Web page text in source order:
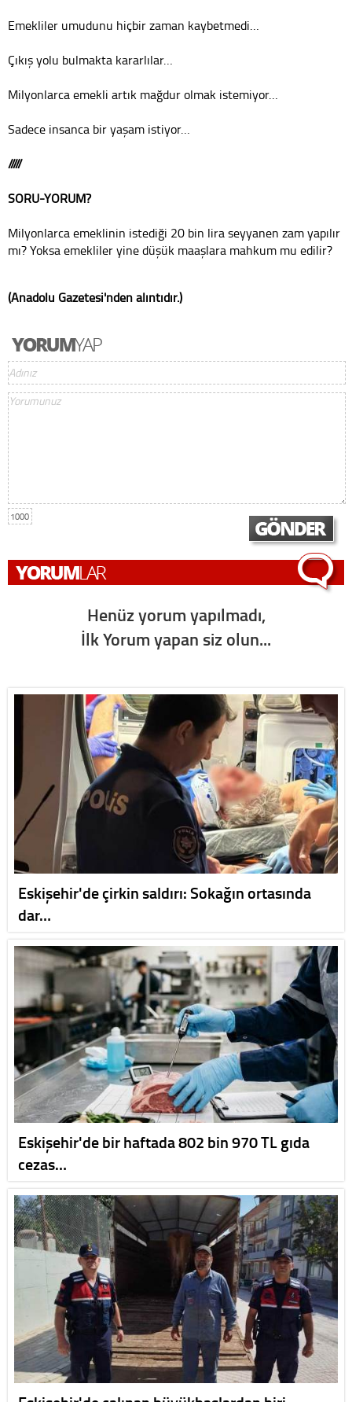
Emekliler umudunu hiçbir zaman kaybetmedi…
Çıkış yolu bulmakta kararlılar…
Milyonlarca emekli artık mağdur olmak istemiyor…
Sadece insanca bir yaşam istiyor…
/////
SORU-YORUM?
Milyonlarca emeklinin istediği 20 bin lira seyyanen zam yapılır
mı? Yoksa emekliler yine düşük maaşlara mahkum mu edilir?
(Anadolu Gazetesi'nden alıntıdır.)
1000
Henüz yorum yapılmadı,
İlk Yorum yapan siz olun...
Eskişehir'de çirkin saldırı: Sokağın ortasında
dar…
Eskişehir'de bir haftada 802 bin 970 TL gıda
cezas…